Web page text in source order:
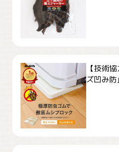
【技術
ズ凹み